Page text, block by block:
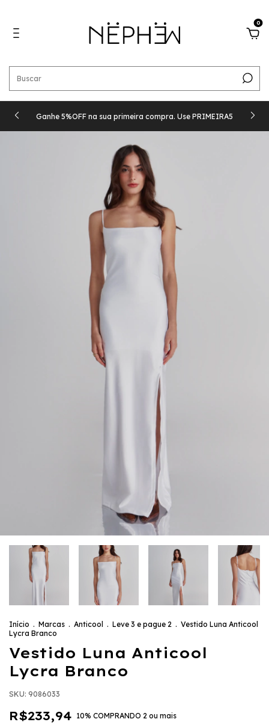
0
Ganhe 5%OFF na sua primeira compra. Use PRIMEIRA5
Início . Marcas . Anticool . Leve 3 e pague 2 . Vestido Luna Anticool
Lycra Branco
Vestido Luna Anticool
Lycra Branco
SKU: 9086033
R$233,94 10% COMPRANDO 2 ou mais